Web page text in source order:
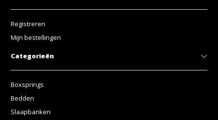
Registreren
Mijn bestellingen
Categorieën
Boxsprings
Bedden
Slaapbanken